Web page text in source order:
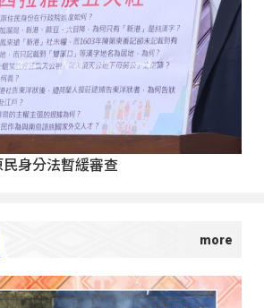
身分法暫緩審查